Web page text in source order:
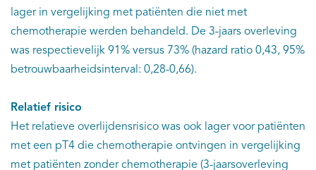
lager in vergelijking met patiënten die niet met
chemotherapie werden behandeld. De 3-jaars overleving
was respectievelijk 91% versus 73% (hazard ratio 0,43, 95%
betrouwbaarheidsinterval: 0,28-0,66).
Relatief risico
Het relatieve overlijdensrisico was ook lager voor patiënten
met een pT4 die chemotherapie ontvingen in vergelijking
met patiënten zonder chemotherapie (3-jaarsoverleving